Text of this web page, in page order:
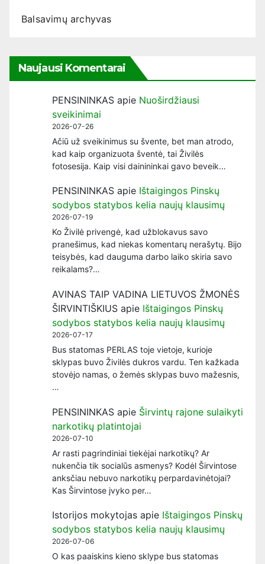
Balsavimų archyvas
Naujausi Komentarai
PENSININKAS apie Nuoširdžiausi
sveikinimai
2026-07-26
Ačiū už sveikinimus su švente, bet man atrodo,
kad kaip organizuota šventė, tai Živilės
fotosesija. Kaip visi dainininkai gavo beveik…
PENSININKAS apie Ištaigingos Pinskų
sodybos statybos kelia naujų klausimų
2026-07-19
Ko Živilė privengė, kad užblokavus savo
pranešimus, kad niekas komentarų nerašytų. Bijo
teisybės, kad dauguma darbo laiko skiria savo
reikalams?…
AVINAS TAIP VADINA LIETUVOS ŽMONĖS
ŠIRVINTIŠKIUS apie Ištaigingos Pinskų
sodybos statybos kelia naujų klausimų
2026-07-17
Bus statomas PERLAS toje vietoje, kurioje
sklypas buvo Živilės dukros vardu. Ten kažkada
stovėjo namas, o žemės sklypas buvo mažesnis,
…
PENSININKAS apie Širvintų rajone sulaikyti
narkotikų platintojai
2026-07-10
Ar rasti pagrindiniai tiekėjai narkotikų? Ar
nukenčia tik socialūs asmenys? Kodėl Širvintose
anksčiau nebuvo narkotikų perpardavinėtojai?
Kas Širvintose įvyko per…
Istorijos mokytojas apie Ištaigingos Pinskų
sodybos statybos kelia naujų klausimų
2026-07-06
O kas paaiskins kieno sklype bus statomas